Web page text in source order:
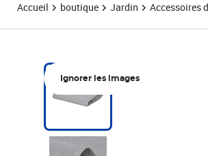
Accueil boutique Jardin Accessoires
Ignorer les images